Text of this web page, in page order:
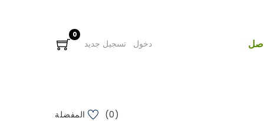
دخول تسجيل جديد
0
(0) المفضلة